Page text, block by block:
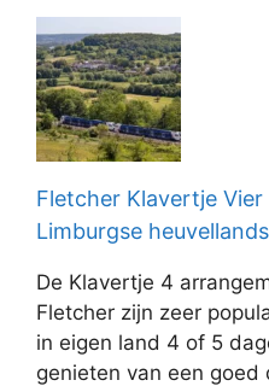
Fletcher Klavertje
Limburgse
De Klavertje 4
Fletcher zijn zeer
in eigen land 4 of 5
genieten van een goed